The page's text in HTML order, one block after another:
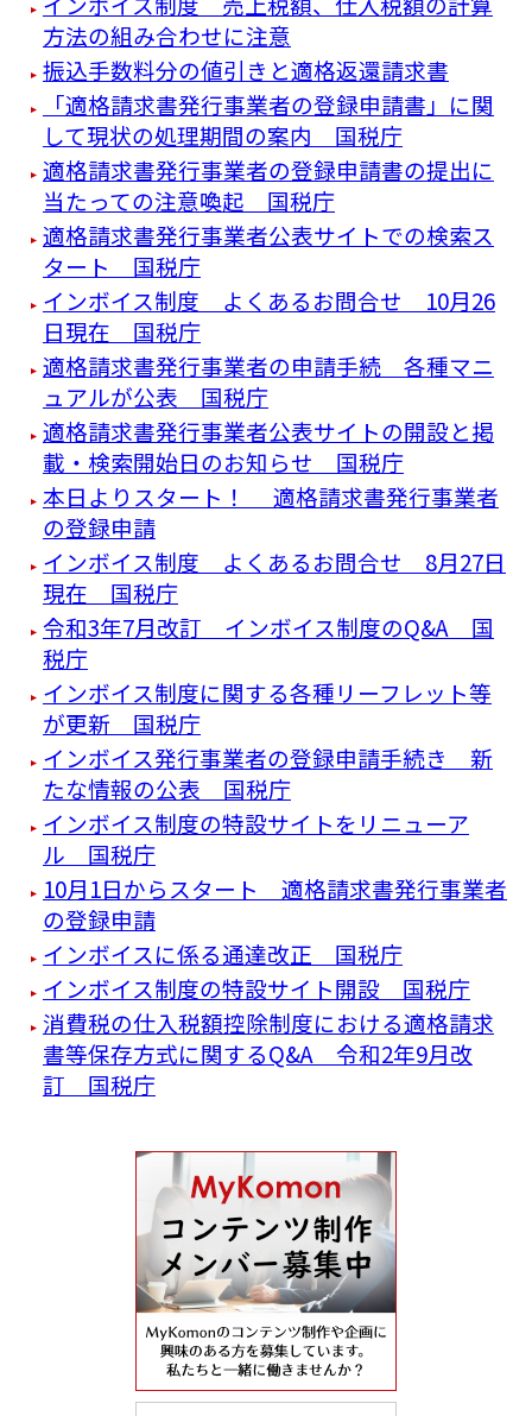
方法の組み合わせに注意
振込手数料分の値引きと適格返還請求書
「適格請求書発行事業者の登録申請書」に関
して現状の処理期間の案内 国税庁
適格請求書発行事業者の登録申請書の提出に
当たっての注意喚起 国税庁
適格請求書発行事業者公表サイトでの検索ス
タート 国税庁
インボイス制度 よくあるお問合せ 10月26
日現在 国税庁
適格請求書発行事業者の申請手続 各種マニ
ュアルが公表 国税庁
適格請求書発行事業者公表サイトの開設と掲
載・検索開始日のお知らせ 国税庁
本日よりスタート！ 適格請求書発行事業者
の登録申請
インボイス制度 よくあるお問合せ 8月27日
現在 国税庁
令和3年7月改訂 インボイス制度のQ&A 国
税庁
インボイス制度に関する各種リーフレット等
が更新 国税庁
インボイス発行事業者の登録申請手続き 新
たな情報の公表 国税庁
インボイス制度の特設サイトをリニューア
ル 国税庁
10月1日からスタート 適格請求書発行事業者
の登録申請
インボイスに係る通達改正 国税庁
インボイス制度の特設サイト開設 国税庁
消費税の仕入税額控除制度における適格請求
書等保存方式に関するQ&A 令和2年9月改
訂 国税庁